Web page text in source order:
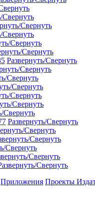
Свернуть
Свернуть
Свернуть
Свернуть
Свернуть
Развернуть/Свернуть
Свернуть
Свернуть
Свернуть
Свернуть
Свернуть
Свернуть
Развернуть/Свернуть
Свернуть
Свернуть
Свернуть
Свернуть
Свернуть
Приложения Проекты